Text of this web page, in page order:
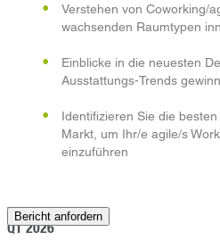
Verstehen von Coworking/
wachsenden Raumtypen
Einblicke in die neuesten
Ausstattungs-Trends
Identifizieren Sie die
Markt, um Ihr/e agile/s
einzuführen
Bericht anfordern
Vancouver
Q1 2026